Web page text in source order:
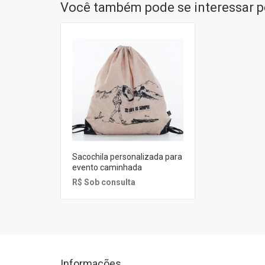
Você também pode se interessar
Sacochila personalizada para
evento caminhada
R$ Sob consulta